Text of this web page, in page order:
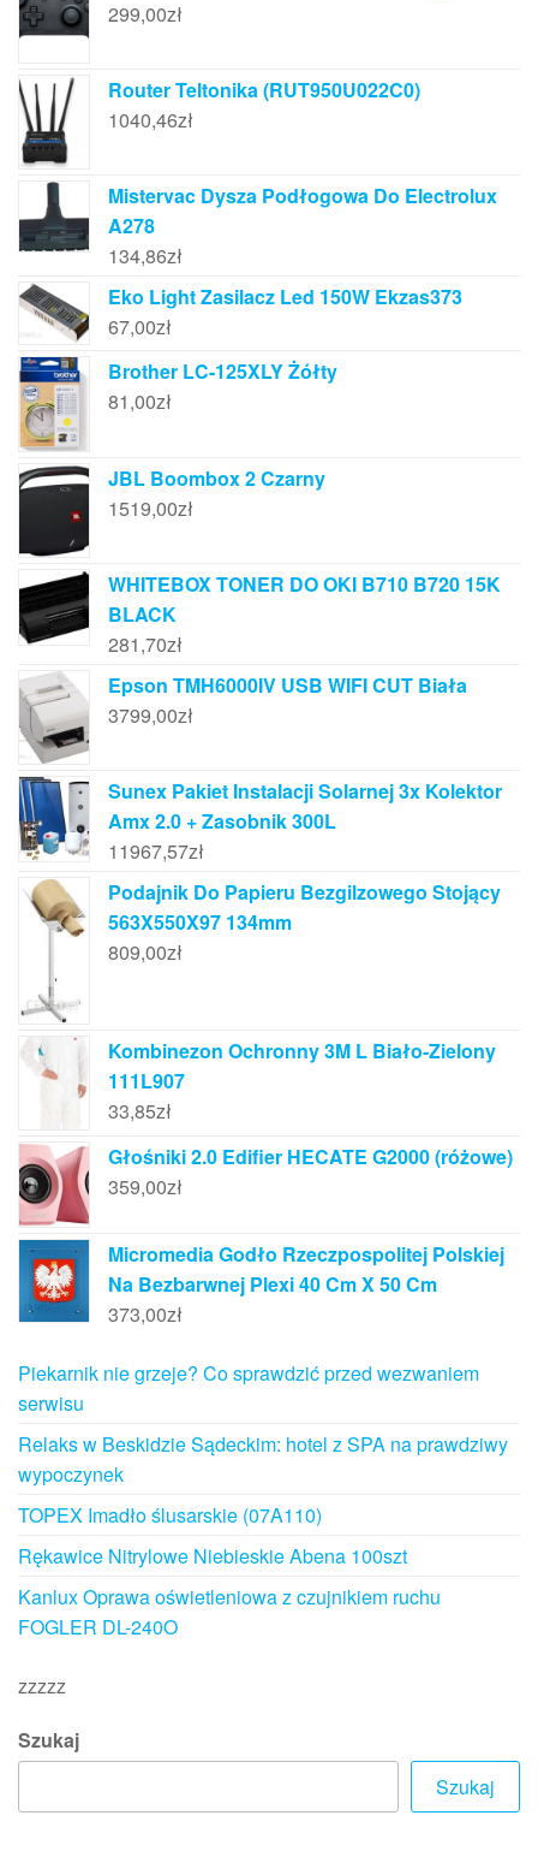
299,00zł
Router Teltonika (RUT950U022C0)
1040,46zł
Mistervac Dysza Podłogowa Do Electrolux
A278
134,86zł
Eko Light Zasilacz Led 150W Ekzas373
67,00zł
Brother LC-125XLY Żółty
81,00zł
JBL Boombox 2 Czarny
1519,00zł
WHITEBOX TONER DO OKI B710 B720 15K
BLACK
281,70zł
Epson TMH6000IV USB WIFI CUT Biała
3799,00zł
Sunex Pakiet Instalacji Solarnej 3x Kolektor
Amx 2.0 + Zasobnik 300L
11967,57zł
Podajnik Do Papieru Bezgilzowego Stojący
563X550X97 134mm
809,00zł
Kombinezon Ochronny 3M L Biało-Zielony
111L907
33,85zł
Głośniki 2.0 Edifier HECATE G2000 (różowe)
359,00zł
Micromedia Godło Rzeczpospolitej Polskiej
Na Bezbarwnej Plexi 40 Cm X 50 Cm
373,00zł
Piekarnik nie grzeje? Co sprawdzić przed wezwaniem
serwisu
Relaks w Beskidzie Sądeckim: hotel z SPA na prawdziwy
wypoczynek
TOPEX Imadło ślusarskie (07A110)
Rękawice Nitrylowe Niebieskie Abena 100szt
Kanlux Oprawa oświetleniowa z czujnikiem ruchu
FOGLER DL-240O
zzzzz
Szukaj
Szukaj